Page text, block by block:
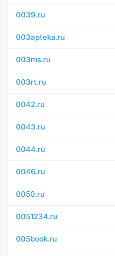
0039.ru
003apteka.ru
003ms.ru
003rt.ru
0042.ru
0043.ru
0044.ru
0046.ru
0050.ru
0051234.ru
005book.ru